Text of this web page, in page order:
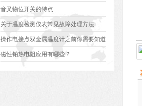
你都知道吗？
音叉物位开关的特点
关于温度检测仪表常见故障处理方法
操作电接点双金属温度计之前你需要知道
这些知识
磁性铂热电阻应用有哪些？